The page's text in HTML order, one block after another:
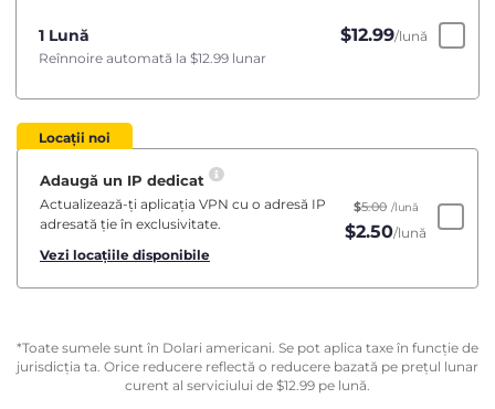
1 Lună $12.99/lună
Reînnoire automată la $12.99 lunar
Locații noi
Adaugă un IP dedicat
Actualizează-ți aplicația VPN cu o adresă IP
adresată ție în exclusivitate.
Vezi locațiile disponibile
$5.00 /lună
$2.50/lună
*Toate sumele sunt în Dolari americani. Se pot aplica taxe în funcție de
jurisdicția ta. Orice reducere reflectă o reducere bazată pe prețul lunar
curent al serviciului de $12.99 pe lună.